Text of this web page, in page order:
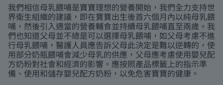
我們相信母乳餵哺是寶寶理想的營養開始，我們全力支持世
界衛生組織的建議，即在寶寶出生後首六個月內以純母乳餵
哺，然後引入適當的營養輔食並持續母乳餵哺直至兩歲。我
們也知道父母並不總是可以選擇母乳餵哺，如父母考慮不進
行母乳餵哺，醫護人員應告訴父母此決定是難以逆轉的，使
用部分奶瓶餵哺會減少母乳的供應，父母應考慮使用嬰兒配
方奶粉對社會和經濟的影響。應按照產品標籤上的指示準
備、使用和儲存嬰兒配方奶粉，以免危害寶寶的健康。